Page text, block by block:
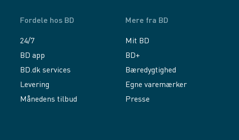
Fordele hos BD
24/7
BD app
BD.dk services
Levering
Månedens tilbud
Mere fra BD
Mit BD
BD+
Bæredygtighed
Egne varemærker
Presse